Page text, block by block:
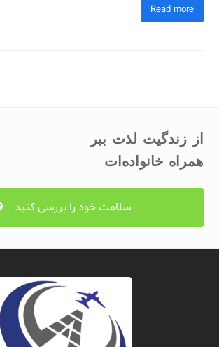
Read more
از زندگیت لذت ببر
همراه خانواده‌ات
سلامت خود را بررسی کنید